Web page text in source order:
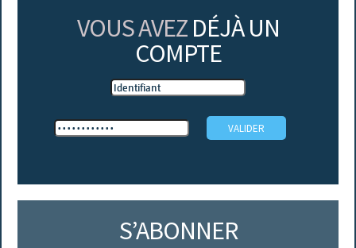
VOUS AVEZ DÉJÀ UN
COMPTE
S’ABONNER